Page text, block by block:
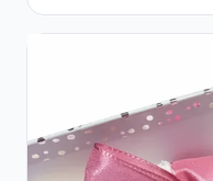
Trandafiri Roz